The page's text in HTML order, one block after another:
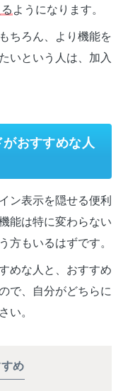
ようになります。
ちろん、より機能を
いという人は、加入
おすすめな人
ン表示を隠せる便利
能は特に変わらない
方もいるはずです。
めな人と、おすすめ
で、自分がどちらに
い。
め